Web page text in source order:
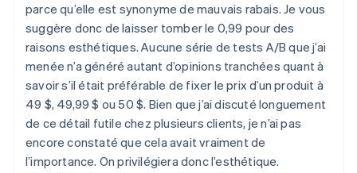
parce qu’elle est synonyme de mauvais rabais. Je vous
suggère donc de laisser tomber le 0,99 pour des
raisons esthétiques. Aucune série de tests A/B que j’ai
menée n’a généré autant d’opinions tranchées quant à
savoir s’il était préférable de fixer le prix d’un produit à
49 $, 49,99 $ ou 50 $. Bien que j’ai discuté longuement
de ce détail futile chez plusieurs clients, je n’ai pas
encore constaté que cela avait vraiment de
l’importance. On privilégiera donc l’esthétique.